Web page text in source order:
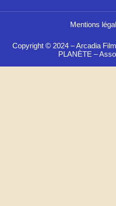
Copyright © 2024 – Arcadia
PLANÈTE –
Mentions